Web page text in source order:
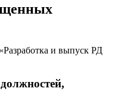
и выпуск РД